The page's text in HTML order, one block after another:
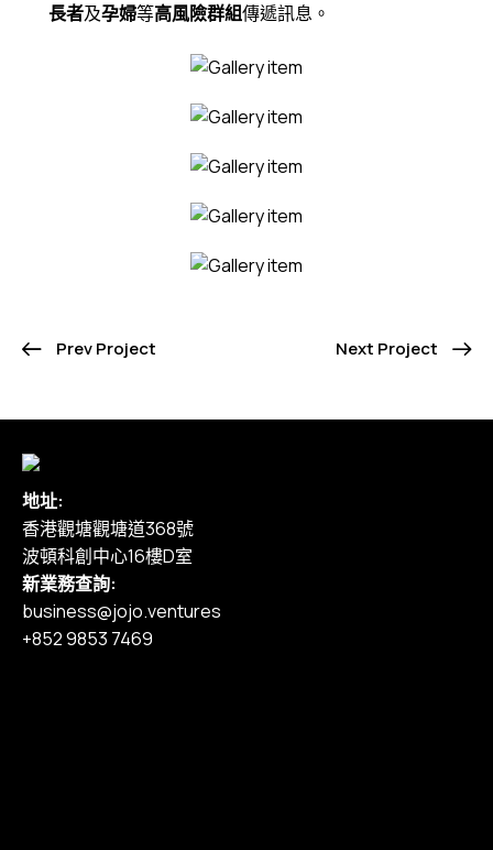
長者及孕婦等高風險群組傳遞訊息。
Prev Project Next Project
地址:
香港觀塘觀塘道368號
波頓科創中心16樓D室
新業務查詢:
business@jojo.ventures
+852 9853 7469